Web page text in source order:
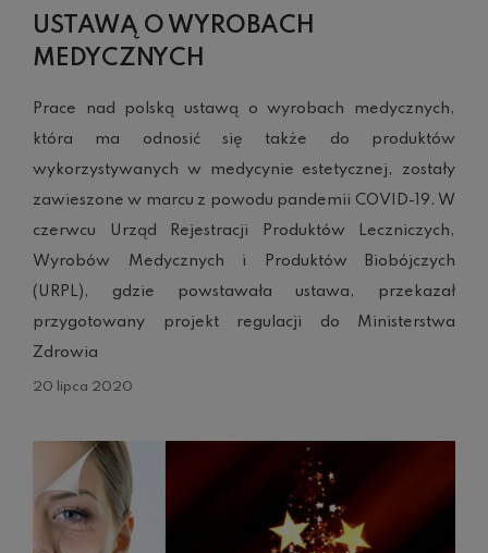
USTAWĄ O WYROBACH
MEDYCZNYCH
20 lipca 2020
Prace nad polską ustawą o wyrobach medycznych,
która ma odnosić się także do produktów
wykorzystywanych w medycynie estetycznej, zostały
zawieszone w marcu z powodu pandemii COVID-19. W
czerwcu Urząd Rejestracji Produktów Leczniczych,
Wyrobów Medycznych i Produktów Biobójczych
(URPL), gdzie powstawała ustawa, przekazał
przygotowany projekt regulacji do Ministerstwa
Zdrowia